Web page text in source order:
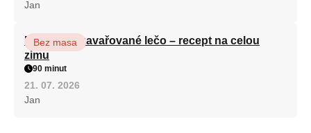
Jan
Babiččino zavařované lečo – recept na celou
zimu
Bez masa
90 minut
21. 07. 2026
Jan